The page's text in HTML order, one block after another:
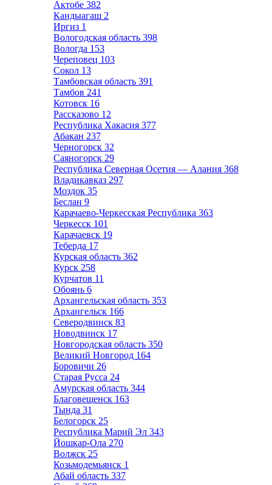
Актобе 382
Кандыагаш 2
Иргиз 1
Вологодская область 398
Вологда 153
Череповец 103
Сокол 13
Тамбовская область 391
Тамбов 241
Котовск 16
Рассказово 12
Республика Хакасия 377
Абакан 237
Черногорск 32
Саяногорск 29
Республика Северная Осетия — Алания 368
Владикавказ 297
Моздок 35
Беслан 9
Карачаево-Черкесская Республика 363
Черкесск 101
Карачаевск 19
Теберда 17
Курская область 362
Курск 258
Курчатов 11
Обоянь 6
Архангельская область 353
Архангельск 166
Северодвинск 83
Новодвинск 17
Новгородская область 350
Великий Новгород 164
Боровичи 26
Старая Русса 24
Амурская область 344
Благовещенск 163
Тында 31
Белогорск 25
Республика Марий Эл 343
Йошкар-Ола 270
Волжск 25
Козьмодемьянск 1
Абай область 337